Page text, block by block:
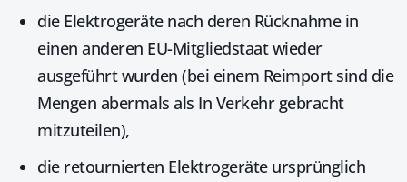
die Elektrogeräte nach deren Rücknahme in
einen anderen EU-Mitgliedstaat wieder
ausgeführt wurden (bei einem Reimport sind die
Mengen abermals als In Verkehr gebracht
mitzuteilen),
die retournierten Elektrogeräte ursprünglich